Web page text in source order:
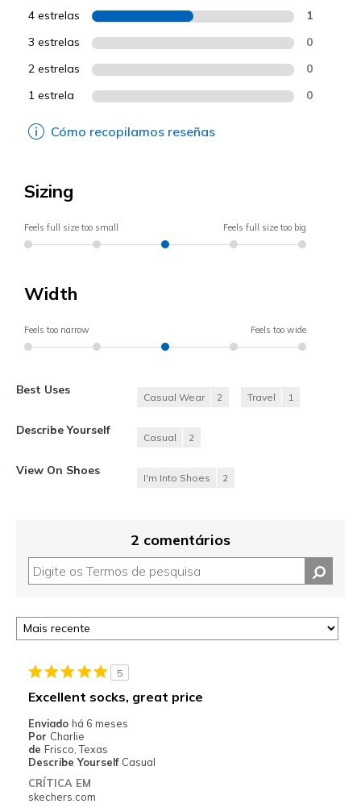
4 estrelas 1
3 estrelas 0
2 estrelas 0
1 estrela 0
Cómo recopilamos reseñas
Sizing
Feels full size too small Feels full size too big
Width
Feels too narrow Feels too wide
Best Uses
Casual Wear 2 Travel 1
Describe Yourself
Casual 2
View On Shoes
I'm Into Shoes 2
2 comentários
5
Excellent socks, great price
Enviado há 6 meses
Por Charlie
de Frisco, Texas
Describe Yourself Casual
CRÍTICA EM
skechers.com